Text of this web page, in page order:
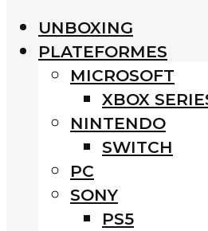
UNBOXING
PLATEFORMES
MICROSOFT
XBOX
NINTENDO
SWITCH
PC
SONY
PS5